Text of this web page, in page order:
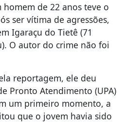
de 22 anos teve o
ser vítima de agressões,
Igaraçu do Tietê (71
O autor do crime não foi
reportagem, ele deu
Pronto Atendimento (UPA)
um primeiro momento, a
que o jovem havia sido